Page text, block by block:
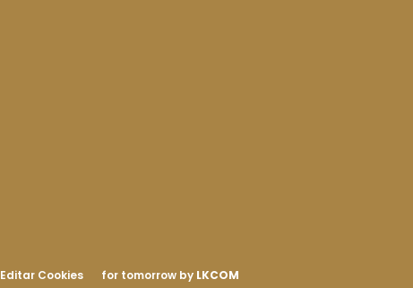
Editar Cookies for tomorrow by LKCOM